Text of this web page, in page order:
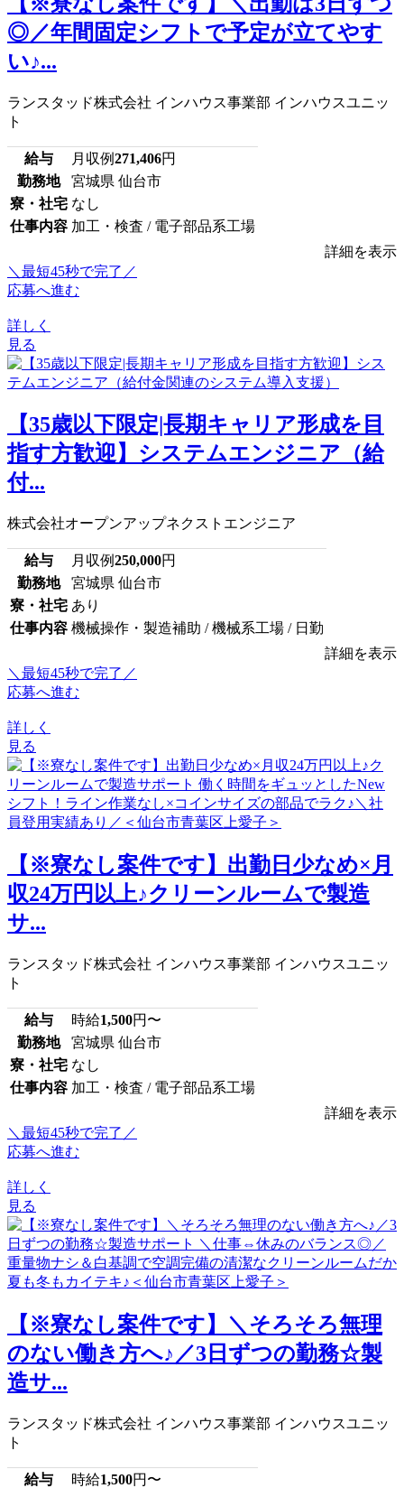
◎／年間固定シフトで予定が立てやす
い♪...
ランスタッド株式会社 インハウス事業部 インハウスユニッ
ト
給与 月収例271,406円
勤務地
宮城県 仙台市
寮・社宅 なし
仕事内容 加工・検査 / 電子部品系工場
詳細を表示
＼最短45秒で完了／
応募へ進む
詳しく
見る
【35歳以下限定|長期キャリア形成を目
指す方歓迎】システムエンジニア（給
付...
株式会社オープンアップネクストエンジニア
給与 月収例250,000円
勤務地
宮城県 仙台市
寮・社宅 あり
仕事内容 機械操作・製造補助 / 機械系工場 / 日勤
詳細を表示
＼最短45秒で完了／
応募へ進む
詳しく
見る
【※寮なし案件です】出勤日少なめ×月
収24万円以上♪クリーンルームで製造
サ...
ランスタッド株式会社 インハウス事業部 インハウスユニッ
ト
給与 時給1,500円〜
勤務地
宮城県 仙台市
寮・社宅 なし
仕事内容 加工・検査 / 電子部品系工場
詳細を表示
＼最短45秒で完了／
応募へ進む
詳しく
見る
【※寮なし案件です】＼そろそろ無理
のない働き方へ♪／3日ずつの勤務☆製
造サ...
ランスタッド株式会社 インハウス事業部 インハウスユニッ
ト
給与 時給1,500円〜